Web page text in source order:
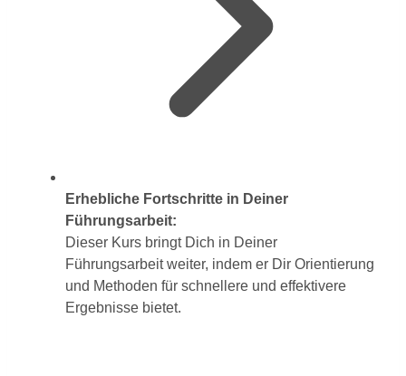
Erhebliche Fortschritte in Deiner
Führungsarbeit:
Dieser Kurs bringt Dich in Deiner
Führungsarbeit weiter, indem er Dir Orientierung
und Methoden für schnellere und effektivere
Ergebnisse bietet.